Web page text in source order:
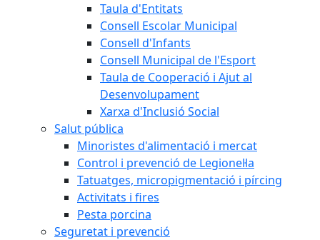
Taula d'Entitats
Consell Escolar Municipal
Consell d'Infants
Consell Municipal de l'Esport
Taula de Cooperació i Ajut al
Desenvolupament
Xarxa d'Inclusió Social
Salut pública
Minoristes d'alimentació i mercat
Control i prevenció de Legionel·la
Tatuatges, micropigmentació i pírcing
Activitats i fires
Pesta porcina
Seguretat i prevenció